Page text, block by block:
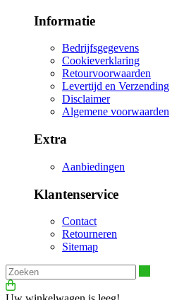
Informatie
Bedrijfsgegevens
Cookieverklaring
Retourvoorwaarden
Levertijd en Verzending
Disclaimer
Algemene voorwaarden
Extra
Aanbiedingen
Klantenservice
Contact
Retourneren
Sitemap